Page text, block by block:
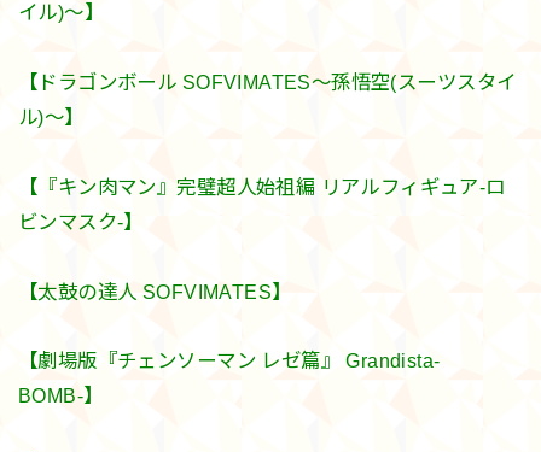
イル)～】
【ドラゴンボール SOFVIMATES～孫悟空(スーツスタイ
ル)～】
【『キン肉マン』完璧超人始祖編 リアルフィギュア-ロ
ビンマスク-】
【太鼓の達人 SOFVIMATES】
【劇場版『チェンソーマン レゼ篇』 Grandista-
BOMB-】